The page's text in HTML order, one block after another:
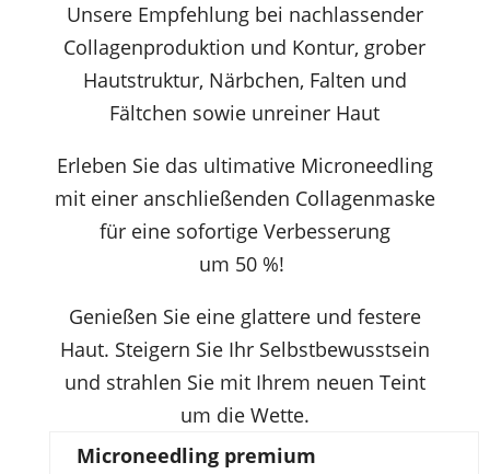
Unsere Empfehlung bei nachlassender
Collagenproduktion und Kontur, grober
Hautstruktur, Närbchen, Falten und
Fältchen sowie unreiner Haut
Erleben Sie das ultimative Microneedling
mit einer anschließenden Collagenmaske
für eine sofortige Verbesserung
um 50 %!
Genießen Sie eine glattere und festere
Haut. Steigern Sie Ihr Selbstbewusstsein
und strahlen Sie mit Ihrem neuen Teint
um die Wette.
Microneedling premium